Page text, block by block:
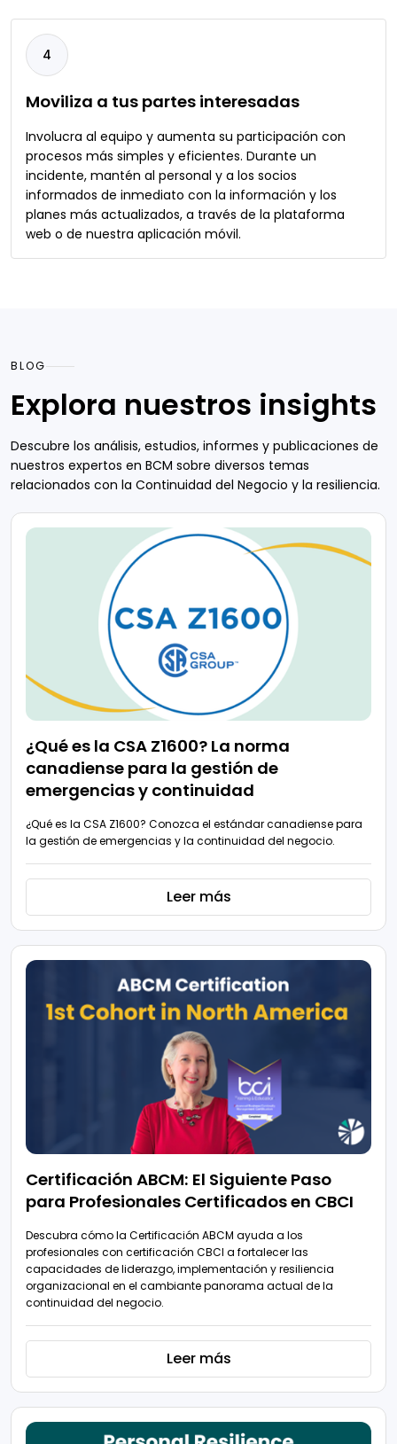
4
Moviliza a tus partes interesadas
Involucra al equipo y aumenta su participación con
procesos más simples y eficientes. Durante un
incidente, mantén al personal y a los socios
informados de inmediato con la información y los
planes más actualizados, a través de la plataforma
web o de nuestra aplicación móvil.
BLOG
Explora nuestros insights
Descubre los análisis, estudios, informes y publicaciones de
nuestros expertos en BCM sobre diversos temas
relacionados con la Continuidad del Negocio y la resiliencia.
¿Qué es la CSA Z1600? La norma
canadiense para la gestión de
emergencias y continuidad
¿Qué es la CSA Z1600? Conozca el estándar canadiense para
la gestión de emergencias y la continuidad del negocio.
Leer más
Certificación ABCM: El Siguiente Paso
para Profesionales Certificados en CBCI
Descubra cómo la Certificación ABCM ayuda a los
profesionales con certificación CBCI a fortalecer las
capacidades de liderazgo, implementación y resiliencia
organizacional en el cambiante panorama actual de la
continuidad del negocio.
Leer más